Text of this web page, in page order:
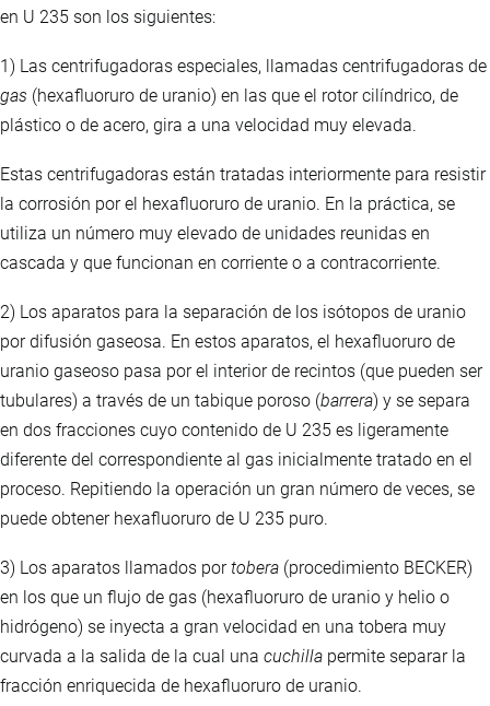
en U 235 son los siguientes:
1) Las centrifugadoras especiales, llamadas centrifugadoras de
gas (hexafluoruro de uranio) en las que el rotor cilíndrico, de
plástico o de acero, gira a una velocidad muy elevada.
Estas centrifugadoras están tratadas interiormente para resistir
la corrosión por el hexafluoruro de uranio. En la práctica, se
utiliza un número muy elevado de unidades reunidas en
cascada y que funcionan en corriente o a contracorriente.
2) Los aparatos para la separación de los isótopos de uranio
por difusión gaseosa. En estos aparatos, el hexafluoruro de
uranio gaseoso pasa por el interior de recintos (que pueden ser
tubulares) a través de un tabique poroso (barrera) y se separa
en dos fracciones cuyo contenido de U 235 es ligeramente
diferente del correspondiente al gas inicialmente tratado en el
proceso. Repitiendo la operación un gran número de veces, se
puede obtener hexafluoruro de U 235 puro.
3) Los aparatos llamados portobera (procedimiento BECKER)
en los que un flujo de gas (hexafluoruro de uranio y helio o
hidrógeno) se inyecta a gran velocidad en una tobera muy
curvada a la salida de la cual una cuchilla permite separar la
fracción enriquecida de hexafluoruro de uranio.